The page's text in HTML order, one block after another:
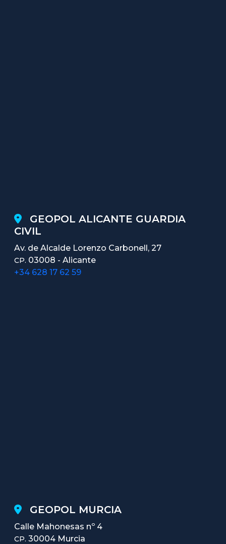
GEOPOL ALICANTE GUARDIA
CIVIL
Av. de Alcalde Lorenzo Carbonell, 27
CP. 03008 - Alicante
+34 628 17 62 59
GEOPOL MURCIA
Calle Mahonesas nº 4
CP. 30004 Murcia